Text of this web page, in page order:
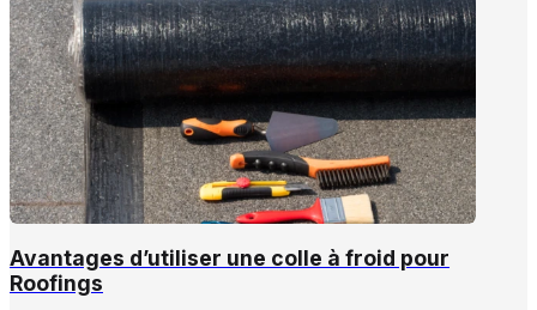
Avantages d’utiliser une colle à froid pour
Roofings